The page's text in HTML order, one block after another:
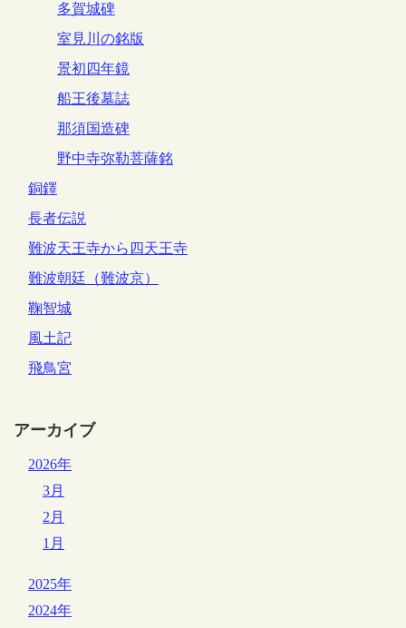
多賀城碑
室見川の銘版
景初四年鏡
船王後墓誌
那須国造碑
野中寺弥勒菩薩銘
銅鐸
長者伝説
難波天王寺から四天王寺
難波朝廷（難波京）
鞠智城
風土記
飛鳥宮
アーカイブ
2026年
3月
2月
1月
2025年
2024年